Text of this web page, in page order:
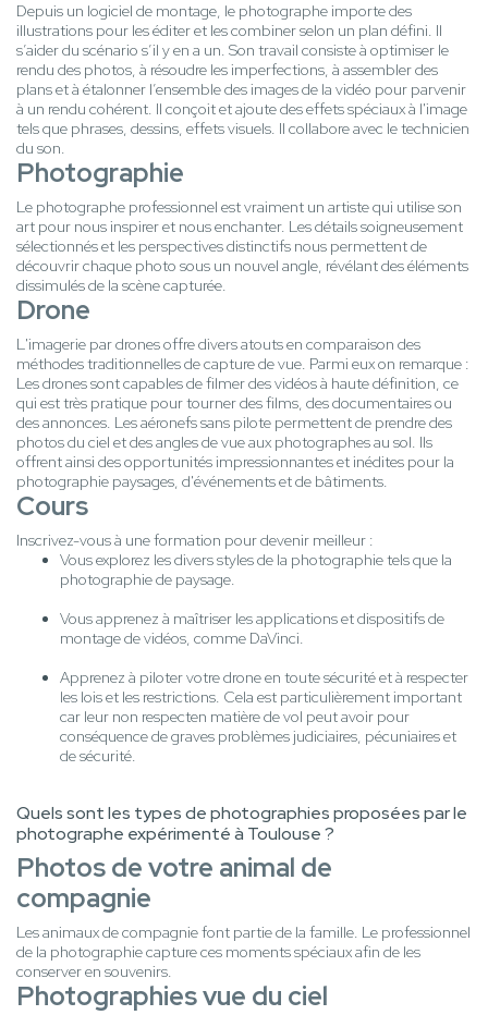
Depuis un logiciel de montage, le photographe importe des
illustrations pour les éditer et les combiner selon un plan défini. Il
s’aider du scénario s’il y en a un. Son travail consiste à optimiser le
rendu des photos, à résoudre les imperfections, à assembler des
plans et à étalonner l’ensemble des images de la vidéo pour parvenir
à un rendu cohérent. Il conçoit et ajoute des effets spéciaux à l'image
tels que phrases, dessins, effets visuels. Il collabore avec le technicien
du son.
Photographie
Le photographe professionnel est vraiment un artiste qui utilise son
art pour nous inspirer et nous enchanter. Les détails soigneusement
sélectionnés et les perspectives distinctifs nous permettent de
découvrir chaque photo sous un nouvel angle, révélant des éléments
dissimulés de la scène capturée.
Drone
L'imagerie par drones offre divers atouts en comparaison des
méthodes traditionnelles de capture de vue. Parmi eux on remarque :
Les drones sont capables de filmer des vidéos à haute définition, ce
qui est très pratique pour tourner des films, des documentaires ou
des annonces. Les aéronefs sans pilote permettent de prendre des
photos du ciel et des angles de vue aux photographes au sol. Ils
offrent ainsi des opportunités impressionnantes et inédites pour la
photographie paysages, d'événements et de bâtiments.
Cours
Inscrivez-vous à une formation pour devenir meilleur :
Vous explorez les divers styles de la photographie tels que la
photographie de paysage.
Vous apprenez à maîtriser les applications et dispositifs de
montage de vidéos, comme DaVinci.
Apprenez à piloter votre drone en toute sécurité et à respecter
les lois et les restrictions. Cela est particulièrement important
car leur non respecten matière de vol peut avoir pour
conséquence de graves problèmes judiciaires, pécuniaires et
de sécurité.
Quels sont les types de photographies proposées par le
photographe expérimenté à Toulouse ?
Photos de votre animal de
compagnie
Les animaux de compagnie font partie de la famille. Le professionnel
de la photographie capture ces moments spéciaux afin de les
conserver en souvenirs.
Photographies vue du ciel